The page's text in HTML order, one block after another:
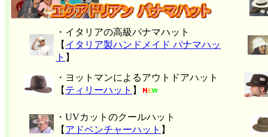
・イタリアの高級パナマハット
【 イタリア製ハンドメイド パナマハッ
ト 】
・ヨットマンによるアウトドアハット
【 ティリーハット 】
・UVカットのクールハット
【 アドベンチャーハット 】